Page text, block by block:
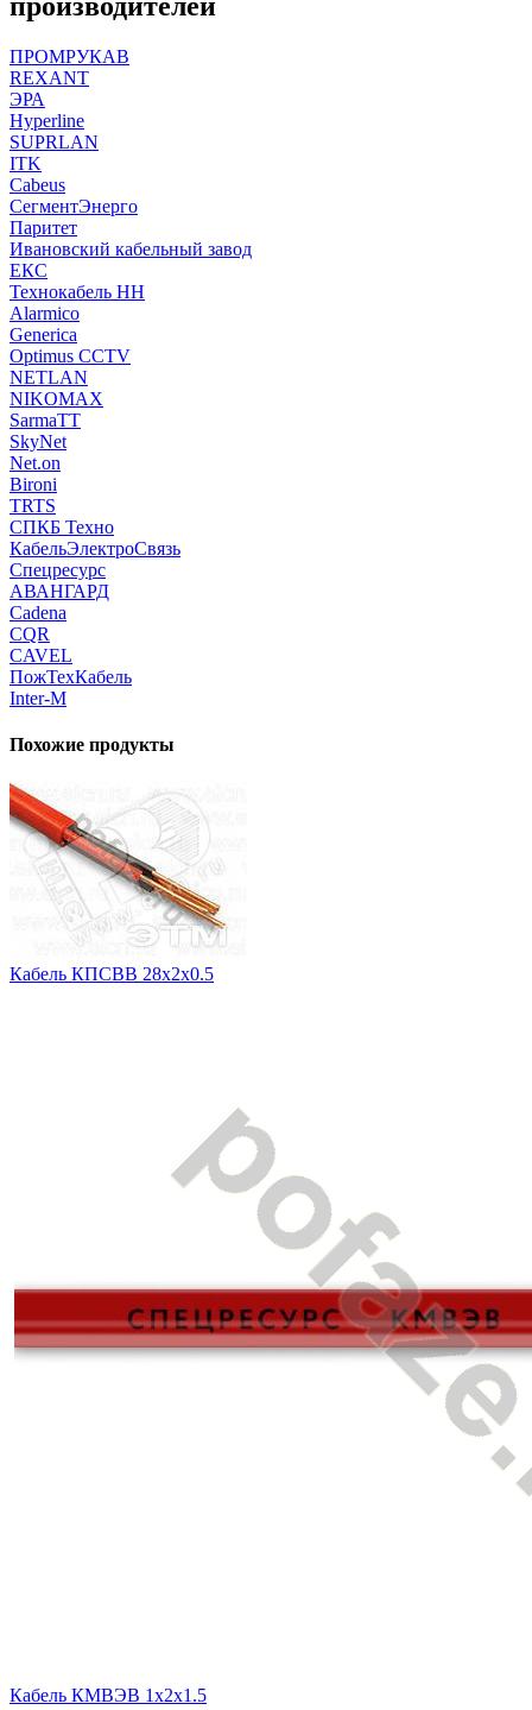
ПРОМРУКАВ
REXANT
ЭРА
Hyperline
SUPRLAN
ITK
Cabeus
СегментЭнерго
Паритет
Ивановский кабельный завод
ЕКС
Технокабель НН
Alarmico
Generica
Optimus CCTV
NETLAN
NIKOMAX
SarmaTT
SkyNet
Net.on
Bironi
TRTS
СПКБ Техно
КабельЭлектроСвязь
Спецресурс
АВАНГАРД
Cadena
CQR
CAVEL
ПожТехКабель
Inter-M
Похожие продукты
Кабель КПСВВ 28х2х0.5
Кабель КМВЭВ 1х2х1.5